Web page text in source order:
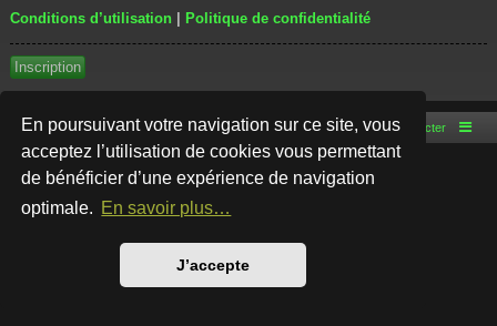
En poursuivant votre navigation sur ce site, vous
acceptez l’utilisation de cookies vous permettant
de bénéficier d’une expérience de navigation
optimale. En savoir plus…
J’accepte
Conditions d’utilisation | Politique de confidentialité
Inscription
Accueil du forum Nous contacter
Développé parphpBB® Forum Software © phpBB Limited
Style par
Traduction française officielle